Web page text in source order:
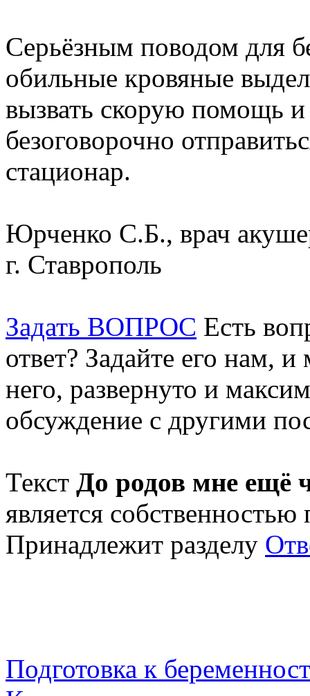
Серьёзным поводом для
обильные кровяные
вызвать скорую помощь
безоговорочно
стационар.
Юрченко С.Б., врач
г. Ставрополь
Задать ВОПРОС Есть
ответ? Задайте его нам,
него, развернуто и
обсуждение с другими
Текст До родов мне ещё
является собственностью
Принадлежит разделу
Подготовка к